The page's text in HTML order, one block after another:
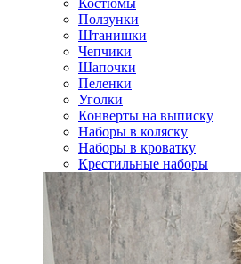
Костюмы
Ползунки
Штанишки
Чепчики
Шапочки
Пеленки
Уголки
Конверты на выписку
Наборы в коляску
Наборы в кроватку
Крестильные наборы